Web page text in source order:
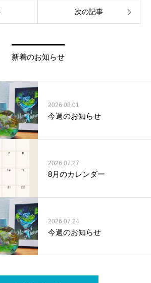
次の記事
新着のお知らせ
2026.08.01
今週のお知らせ
2026.07.27
8月のカレンダー
2026.07.24
今週のお知らせ